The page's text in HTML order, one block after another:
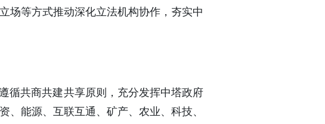
场等方式推动深化立法机构协作，夯实中
循共商共建共享原则，充分发挥中塔政府
能源、互联互通、矿产、农业、科技、